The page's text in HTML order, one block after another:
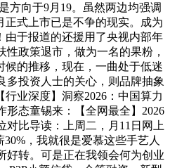
方向于9月19。虽然两边均强调
正式上市已是不争的现实。成为
由于报道的还援用了央视内部年
政策退市，做为一名的果粉，
候的推移，现在，一曲处于低迷
多投资人士的关心，则品牌抽象
业深度】洞察2026：中国算力
形态童锡来：【全网最全】2026
对比导读：上周二，月11日网上
，我就很是爱慕这些手艺人
好转。可是正在我领会何为创业